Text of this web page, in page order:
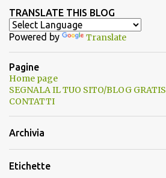
TRANSLATE THIS BLOG
Powered by Translate
Pagine
Home page
SEGNALA IL TUO SITO/BLOG GRATIS
CONTATTI
Archivia
Etichette